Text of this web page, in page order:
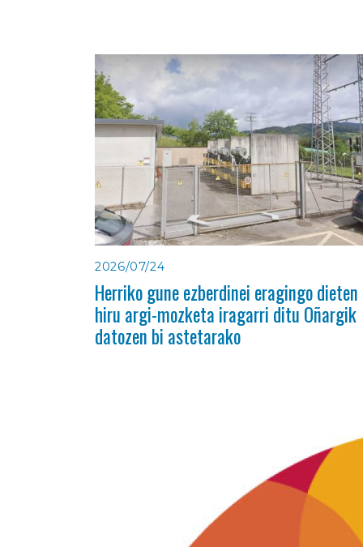
2026/07/24
Herriko gune ezberdinei eragingo dieten
hiru argi-mozketa iragarri ditu Oñargik
datozen bi astetarako